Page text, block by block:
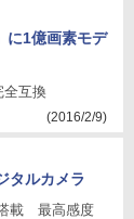
に1億画素モデ
全互換
(2016/2/9)
タルカメラ
載 最高感度